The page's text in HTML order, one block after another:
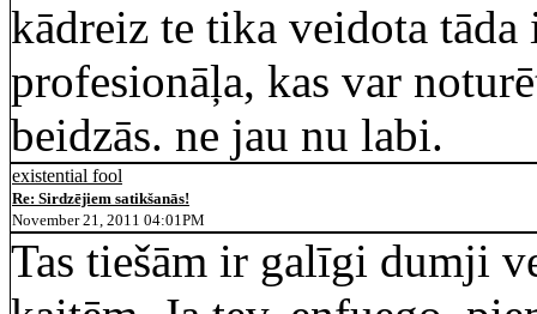
kādreiz te tika veidota
profesionāļa, kas var
beidzās. ne jau nu labi.
existential fool
Re: Sirdzējiem satikšanās!
November 21, 2011 04:01PM
Tas tiešām ir galīgi dumji